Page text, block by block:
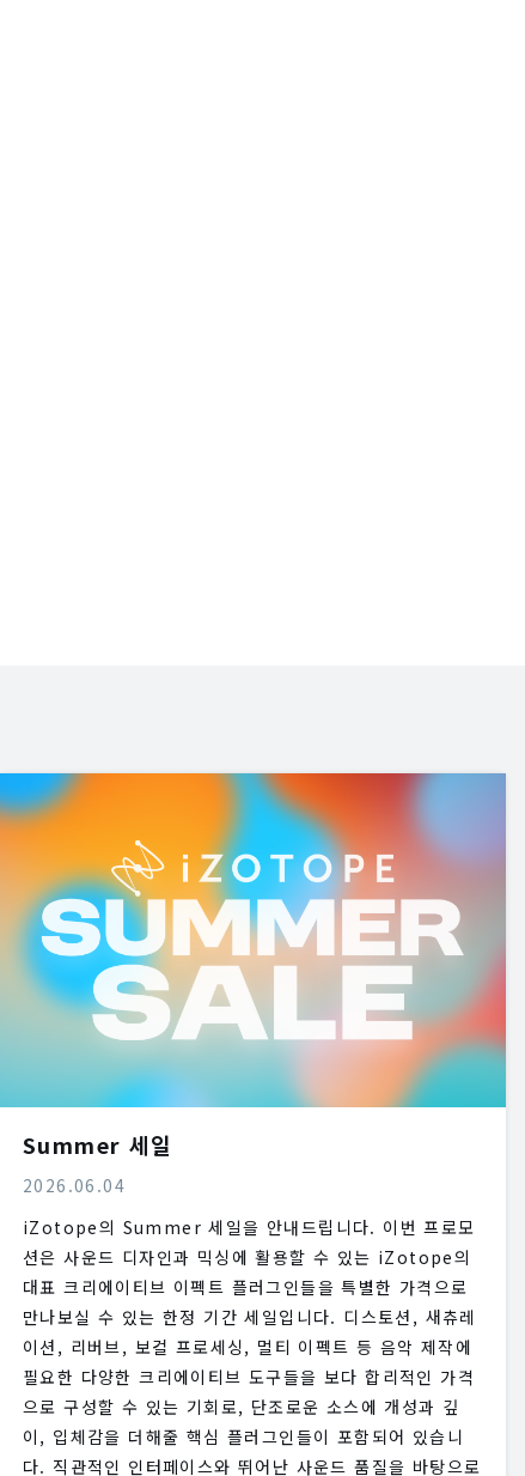
Summer 세일
2026.06.04
iZotope의 Summer 세일을 안내드립니다. 이번 프로모
션은 사운드 디자인과 믹싱에 활용할 수 있는 iZotope의
대표 크리에이티브 이펙트 플러그인들을 특별한 가격으로
만나보실 수 있는 한정 기간 세일입니다. 디스토션, 새츄레
이션, 리버브, 보컬 프로세싱, 멀티 이펙트 등 음악 제작에
필요한 다양한 크리에이티브 도구들을 보다 합리적인 가격
으로 구성할 수 있는 기회로, 단조로운 소스에 개성과 깊
이, 입체감을 더해줄 핵심 플러그인들이 포함되어 있습니
다. 직관적인 인터페이스와 뛰어난 사운드 품질을 바탕으로